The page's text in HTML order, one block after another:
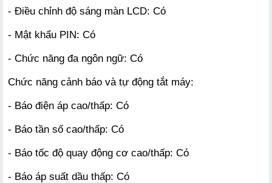
- Điều chỉnh độ sáng màn LCD: Có
- Mật khẩu PIN: Có
- Chức năng đa ngôn ngữ: Có
Chức năng cảnh báo và tự động tắt máy:
- Báo điện áp cao/thấp: Có
- Báo tần số cao/thấp: Có
- Báo tốc độ quay động cơ cao/thấp: Có
- Báo áp suất dầu thấp: Có